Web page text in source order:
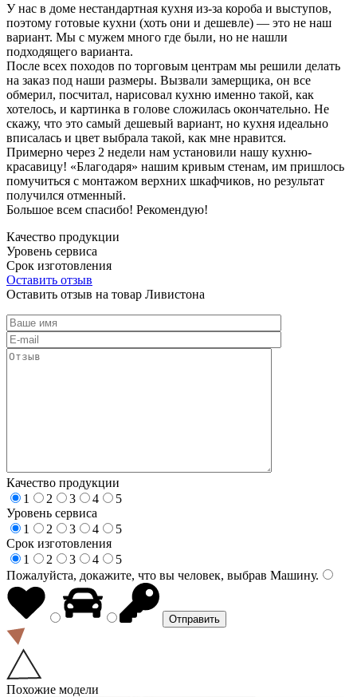
У нас в доме нестандартная кухня из-за короба и выступов,
поэтому готовые кухни (хоть они и дешевле) — это не наш
вариант. Мы с мужем много где были, но не нашли
подходящего варианта.
После всех походов по торговым центрам мы решили делать
на заказ под наши размеры. Вызвали замерщика, он все
обмерил, посчитал, нарисовал кухню именно такой, как
хотелось, и картинка в голове сложилась окончательно. Не
скажу, что это самый дешевый вариант, но кухня идеально
вписалась и цвет выбрала такой, как мне нравится.
Примерно через 2 недели нам установили нашу кухню-
красавицу! «Благодаря» нашим кривым стенам, им пришлось
помучиться с монтажом верхних шкафчиков, но результат
получился отменный.
Большое всем спасибо! Рекомендую!
Качество продукции
Уровень сервиса
Срок изготовления
Оставить отзыв
Оставить отзыв на товар Ливистона
Качество продукции
1
2 3 4
5
Уровень сервиса
1
2 3 4
5
Срок изготовления
1
2 3 4
5
Пожалуйста, докажите, что вы человек, выбрав Машину.
Похожие модели